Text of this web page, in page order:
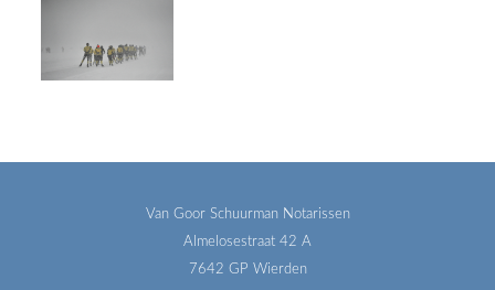
Van Goor Schuurman Notarissen
Almelosestraat 42 A
7642 GP Wierden